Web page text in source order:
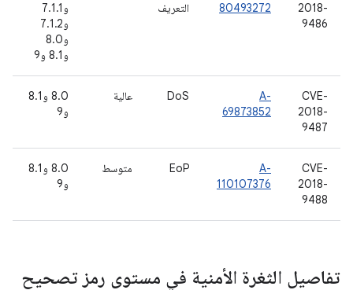
2018-
9486
80493272
التعريف
و7.1.1
و7.1.2
و8.0
و8.1 و9
CVE-
2018-
9487
A-
69873852
DoS عالية
8.0 و8.1
و9
CVE-
2018-
9488
A-
110107376
EoP متوسط
8.0 و8.1
و9
تفاصيل الثغرة الأمنية في مستوى رمز تصحيح